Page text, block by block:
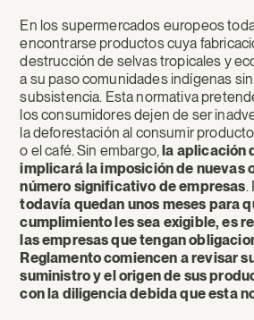
En los supermercados europeos
encontrarse productos cuya
destrucción de selvas tropicales y
a su paso comunidades indígenas
subsistencia. Esta normativa
los consumidores dejen de ser
la deforestación al consumir
o el café. Sin embargo, la aplicación
implicará la imposición de nuevas
número significativo de empresas.
todavía quedan unos meses para
cumplimiento les sea exigible, es
las empresas que tengan
Reglamento comiencen a revisar
suministro y el origen de sus
con la diligencia debida que esta